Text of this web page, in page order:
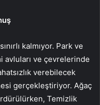
kalmıyor. Park ve
avluları ve çevrelerinde
verebilecek
gerçekleştiriyor. Ağaç
Temizlik